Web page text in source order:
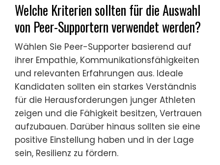
Welche Kriterien sollten für die Auswahl
von Peer-Supportern verwendet werden?
Wählen Sie Peer-Supporter basierend auf
ihrer Empathie, Kommunikationsfähigkeiten
und relevanten Erfahrungen aus. Ideale
Kandidaten sollten ein starkes Verständnis
für die Herausforderungen junger Athleten
zeigen und die Fähigkeit besitzen, Vertrauen
aufzubauen. Darüber hinaus sollten sie eine
positive Einstellung haben und in der Lage
sein, Resilienz zu fördern.